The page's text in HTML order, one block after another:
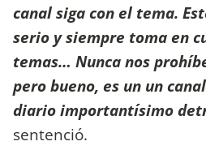
canal siga con el tema.
serio y siempre toma en
temas… Nunca nos
pero bueno, es un un
diario importantísimo
sentenció.